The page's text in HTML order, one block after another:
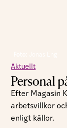
Aktuellt
Personal
Efter Magasin
arbetsvillkor
enligt källor.